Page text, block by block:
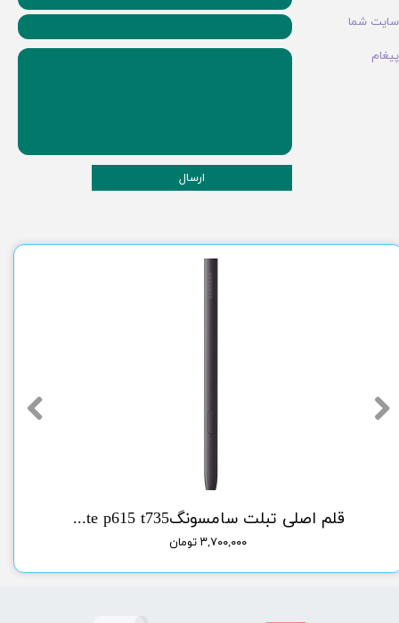
سایت شما
پیغام
ارسال
قلم اصلی تبلت سامسونگorg pen tab sam s6 lite p615 t735
۳,۷۰۰,۰۰۰ تومان